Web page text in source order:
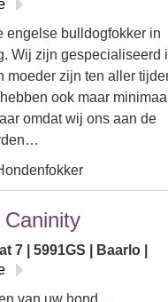
engelse bulldogfokker in
Wij zijn gespecialiseerd
moeder zijn ten aller
ook maar minimaal
omdat wij ons aan de
7 | 5991GS | Baarlo |
van uw hond.…